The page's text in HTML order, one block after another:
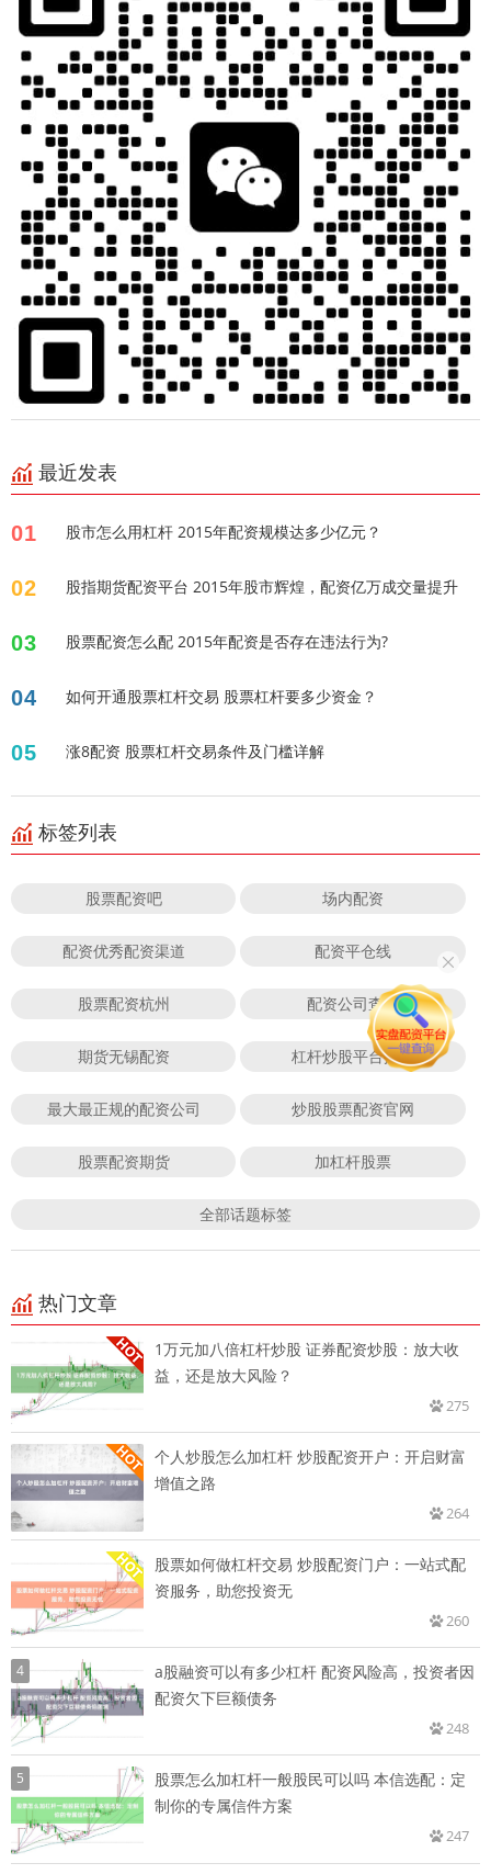
最近发表
01 股市怎么用杠杆 2015年配资规模达多少亿元？
02 股指期货配资平台 2015年股市辉煌，配资亿万成交量提升
03 股票配资怎么配 2015年配资是否存在违法行为?
04 如何开通股票杠杆交易 股票杠杆要多少资金？
05 涨8配资 股票杠杆交易条件及门槛详解
标签列表
股票配资吧 场内配资
配资优秀配资渠道 配资平仓线
股票配资杭州 配资公司查询
期货无锡配资 杠杆炒股平台排名
最大最正规的配资公司 炒股股票配资官网
股票配资期货 加杠杆股票
全部话题标签
热门文章
1万元加八倍杠杆炒股 证券配资炒股：放大收
益，还是放大风险？
275
个人炒股怎么加杠杆 炒股配资开户：开启财富
增值之路
264
股票如何做杠杆交易 炒股配资门户：一站式配
资服务，助您投资无
260
4
a股融资可以有多少杠杆 配资风险高，投资者因
配资欠下巨额债务
248
5
股票怎么加杠杆一般股民可以吗 本信选配：定
制你的专属信件方案
247